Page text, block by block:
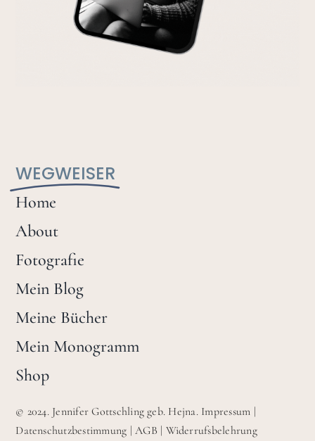
WEGWEISER
Home
About
Fotografie
Mein Blog
Meine Bücher
Mein Monogramm
Shop
© 2024. Jennifer Gottschling geb. Hejna. Impressum |
Datenschutzbestimmung |AGB | Widerrufsbelehrung